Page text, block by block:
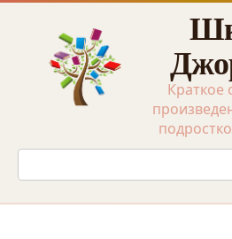
Перейти
Краткое
Поиск: